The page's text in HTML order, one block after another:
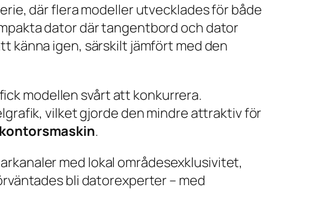
där flera modeller utvecklades för både
dator därtangentbord och dator
känna igen, särskilt jämfört med den
modellen svårt att konkurrera.
vilket gjorde den mindre attraktiv för
.
med lokal områdesexklusivitet,
bli datorexperter – med